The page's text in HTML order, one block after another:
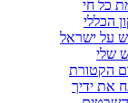
כל חי
הכללי
על ישראל
שלי
הקטורת
את ידיך